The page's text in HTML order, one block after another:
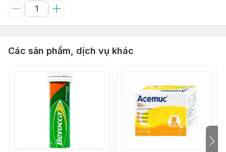
Các sản phẩm, dịch vụ khác